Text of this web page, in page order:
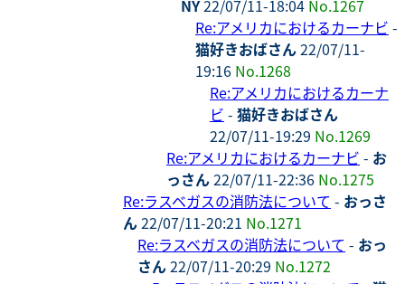
NY22/07/11-18:04 No.1267
Re:アメリカにおけるカーナビ -
猫好きおばさん22/07/11-
19:16 No.1268
Re:アメリカにおけるカーナ
ビ - 猫好きおばさん
22/07/11-19:29 No.1269
Re:アメリカにおけるカーナビ - お
っさん22/07/11-22:36 No.1275
Re:ラスベガスの消防法について - おっさ
ん22/07/11-20:21 No.1271
Re:ラスベガスの消防法について - おっ
さん22/07/11-20:29 No.1272